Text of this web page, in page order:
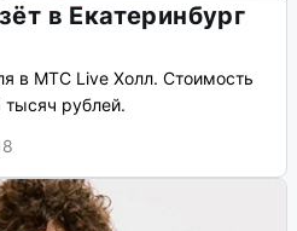
в Екатеринбург
в МТС Live Холл. Стоимость
тысяч рублей.